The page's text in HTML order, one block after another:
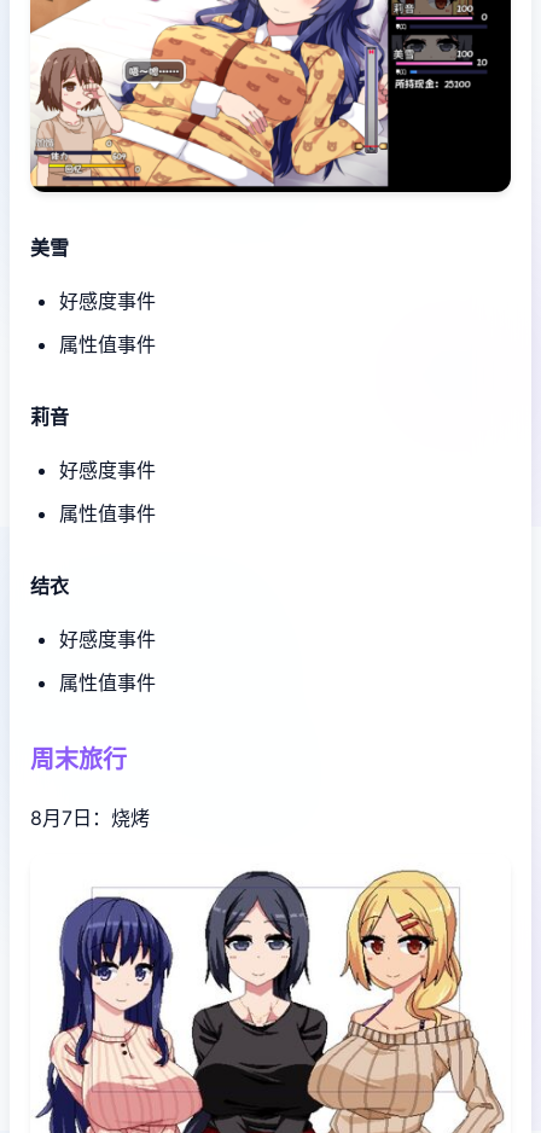
美雪
好感度事件
属性值事件
莉音
好感度事件
属性值事件
结衣
好感度事件
属性值事件
周末旅行
8月7日：烧烤